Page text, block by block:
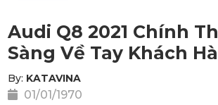
Audi Q8 2021 Chính
Sàng Về Tay Khách
By: KATAVINA
01/01/1970